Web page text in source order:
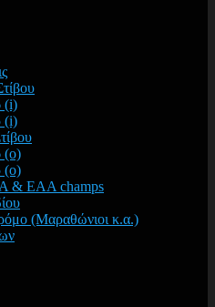
(i)
(i)
(o)
(o)
& EAA champs
(Μαραθώνιοι κ.α.)